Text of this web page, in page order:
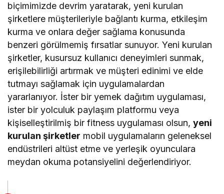
biçimimizde devrim yaratarak, yeni kurulan
şirketlere müşterileriyle bağlantı kurma, etkileşim
kurma ve onlara değer sağlama konusunda
benzeri görülmemiş fırsatlar sunuyor. Yeni kurulan
şirketler, kusursuz kullanıcı deneyimleri sunmak,
erişilebilirliği artırmak ve müşteri edinimi ve elde
tutmayı sağlamak için uygulamalardan
yararlanıyor. İster bir yemek dağıtım uygulaması,
ister bir yolculuk paylaşım platformu veya
kişiselleştirilmiş bir fitness uygulaması olsun,yeni
kurulan şirketler mobil uygulamaların geleneksel
endüstrileri altüst etme ve yerleşik oyunculara
meydan okuma potansiyelini değerlendiriyor.